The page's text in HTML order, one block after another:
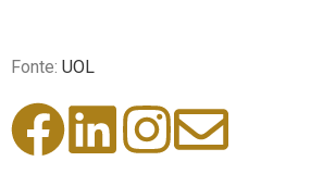
Fonte: UOL